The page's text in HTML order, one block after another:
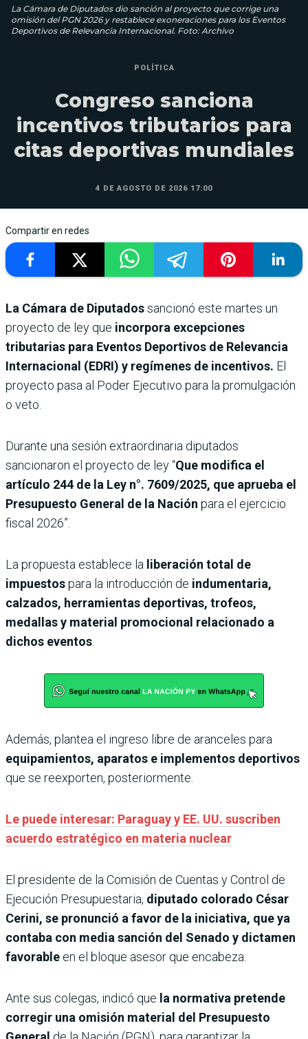
La Cámara de Diputados dio sanción al proyecto que corrige una
omisión del PGN 2026 y restablece exoneraciones para los Eventos
Deportivos de Relevancia Internacional. Foto: Archivo
POLÍTICA
Congreso sanciona
incentivos tributarios para
citas deportivas mundiales
4 DE AGOSTO DE 2026 17:00
Compartir en redes
La Cámara de Diputadossancionó este martes un
proyecto de ley que incorpora excepciones
tributarias para Eventos Deportivos de Relevancia
Internacional (EDRI) y regímenes de incentivos. El
proyecto pasa al Poder Ejecutivo para la promulgación
o veto.
Durante una sesión extraordinaria diputados
sancionaron el proyecto de ley “Que modifica el
artículo 244 de la Ley n°. 7609/2025, que aprueba el
Presupuesto General de la Nación para el ejercicio
fiscal 2026”.
La propuesta establece la liberación total de
impuestospara la introducción de indumentaria,
calzados, herramientas deportivas, trofeos,
medallas y material promocional relacionado a
dichos eventos
Además, plantea el ingreso libre de aranceles para
equipamientos, aparatos e implementos deportivos
que se reexporten, posteriormente.
Le puede interesar: Paraguay y EE. UU. suscriben
acuerdo estratégico en materia nuclear
El presidente de la Comisión de Cuentas y Control de
Ejecución Presupuestaria, diputado colorado César
Cerini, se pronunció a favor de la iniciativa, que ya
contaba con media sanción del Senado y dictamen
favorable en el bloque asesor que encabeza.
Ante sus colegas, indicó que la normativa pretende
corregir una omisión material del Presupuesto